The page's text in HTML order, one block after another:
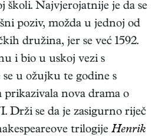
školi. Najvjerojatnije je da se
poziv, možda u jednoj od
družina, jer se već 1592.
i bio u uskoj vezi s
u ožujku te godine s
nova drama o
Drži se da je zasigurno riječ
trilogije Henrik